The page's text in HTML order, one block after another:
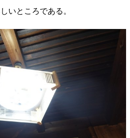
いところである。